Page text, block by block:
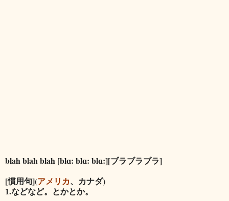
blah blah blah [blɑ: blɑ: blɑ:][ブラブラブラ]
[慣用句](アメリカ、カナダ)
1.などなど。とかとか。